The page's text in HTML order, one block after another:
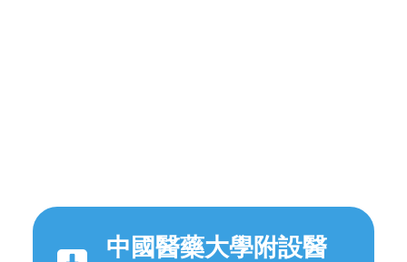
中國醫藥大學附設醫